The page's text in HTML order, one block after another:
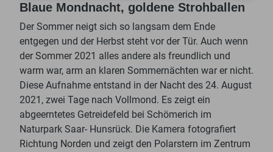
Blaue Mondnacht, goldene Strohballen
Der Sommer neigt sich so langsam dem Ende
entgegen und der Herbst steht vor der Tür. Auch wenn
der Sommer 2021 alles andere als freundlich und
warm war, arm an klaren Sommernächten war er nicht.
Diese Aufnahme entstand in der Nacht des 24. August
2021, zwei Tage nach Vollmond. Es zeigt ein
abgeerntetes Getreidefeld bei Schömerich im
Naturpark Saar- Hunsrück. Die Kamera fotografiert
Richtung Norden und zeigt den Polarstern im Zentrum